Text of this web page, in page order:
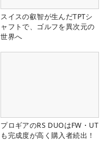
スイスの叡智が生んだTPTシ
ャフトで、ゴルフを異次元の
世界へ
プロギアのRS DUOはFW・UT
も完成度が高く購入者続出！